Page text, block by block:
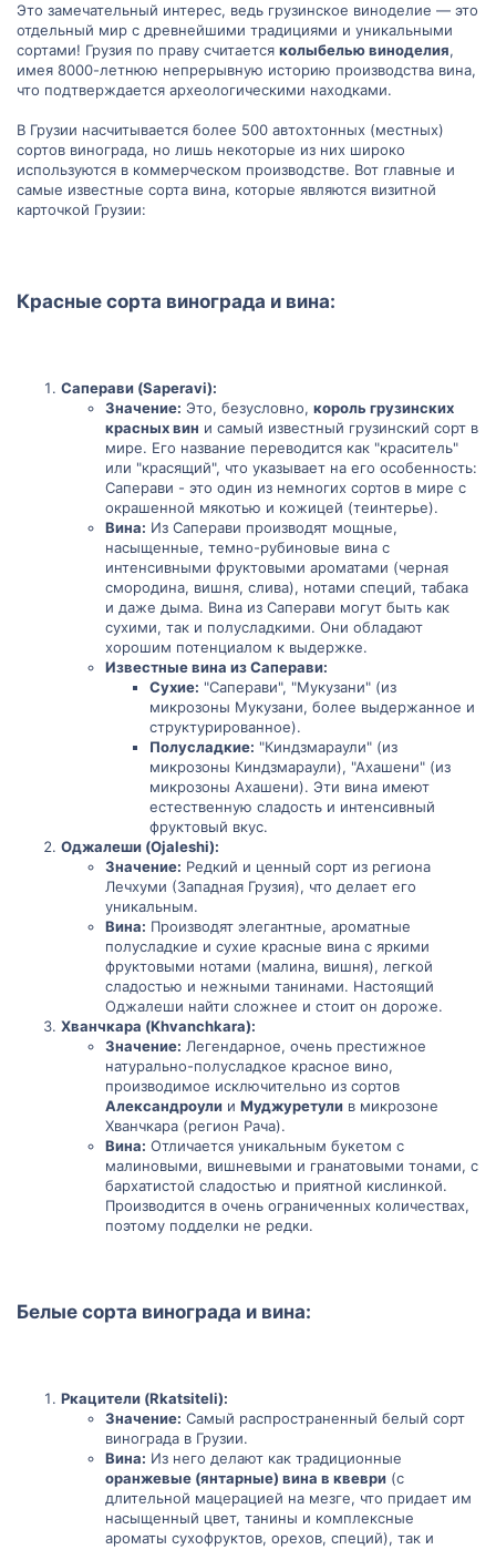
винам и придает им особый вкус.
Если у вас есть возможность, рекомендую попробовать
различные грузинские вина, чтобы насладиться разнообразием
вкусов и открыть для себя удивительный мир грузинского
виноделия. Удачи в вашем путешествии в мир грузинского
вина!
Это замечательный интерес, ведь грузинское виноделие — это
отдельный мир с древнейшими традициями и уникальными
сортами! Грузия по праву считается колыбелью виноделия,
имея 8000-летнюю непрерывную историю производства вина,
что подтверждается археологическими находками.
В Грузии насчитывается более 500 автохтонных (местных)
сортов винограда, но лишь некоторые из них широко
используются в коммерческом производстве. Вот главные и
самые известные сорта вина, которые являются визитной
карточкой Грузии:
Красные сорта винограда и вина:​
Саперави (Saperavi):
Значение: Это, безусловно, король грузинских
красных вин и самый известный грузинский сорт в
мире. Его название переводится как "краситель"
или "красящий", что указывает на его особенность:
Саперави - это один из немногих сортов в мире с
окрашенной мякотью и кожицей (теинтерье).
Вина: Из Саперави производят мощные,
насыщенные, темно-рубиновые вина с
интенсивными фруктовыми ароматами (черная
смородина, вишня, слива), нотами специй, табака
и даже дыма. Вина из Саперави могут быть как
сухими, так и полусладкими. Они обладают
хорошим потенциалом к выдержке.
Известные вина из Саперави:
Сухие: "Саперави", "Мукузани" (из
микрозоны Мукузани, более выдержанное и
структурированное).
Полусладкие: "Киндзмараули" (из
микрозоны Киндзмараули), "Ахашени" (из
микрозоны Ахашени). Эти вина имеют
естественную сладость и интенсивный
фруктовый вкус.
Оджалеши (Ojaleshi):
Значение: Редкий и ценный сорт из региона
Лечхуми (Западная Грузия), что делает его
уникальным.
Вина: Производят элегантные, ароматные
полусладкие и сухие красные вина с яркими
фруктовыми нотами (малина, вишня), легкой
сладостью и нежными танинами. Настоящий
Оджалеши найти сложнее и стоит он дороже.
Хванчкара (Khvanchkara):
Значение: Легендарное, очень престижное
натурально-полусладкое красное вино,
производимое исключительно из сортов
Александроули и Муджуретули в микрозоне
Хванчкара (регион Рача).
Вина: Отличается уникальным букетом с
малиновыми, вишневыми и гранатовыми тонами, с
бархатистой сладостью и приятной кислинкой.
Производится в очень ограниченных количествах,
поэтому подделки не редки.
Белые сорта винограда и вина:​
Ркацители (Rkatsiteli):
Значение: Самый распространенный белый сорт
винограда в Грузии.
Вина: Из него делают как традиционные
оранжевые (янтарные) вина в квеври (с
длительной мацерацией на мезге, что придает им
насыщенный цвет, танины и комплексные
ароматы сухофруктов, орехов, специй), так и